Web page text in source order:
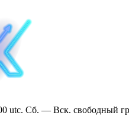
utc. Сб. — Вск. свободный